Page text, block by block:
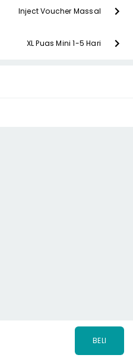
Inject Voucher Massal
XL Puas Mini 1-5 Hari
BELI